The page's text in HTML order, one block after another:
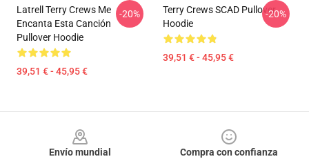
Latrell Terry Crews Me
Encanta Esta Canción
Pullover Hoodie
39,51 € - 45,95 €
-20%
Terry Crews SCAD Pullover
Hoodie
39,51 € - 45,95 €
-20%
Envío mundial
Compra con confianza